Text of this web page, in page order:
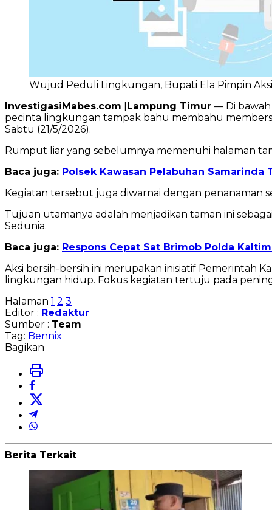
Wujud Peduli Lingkungan, Bupati Ela Pimpin
InvestigasiMabes.com
Lampung Timur — Di bawah
pecinta lingkungan tampak bahu membahu
Sabtu (21/5/2026).
Rumput liar yang sebelumnya memenuhi halaman
Baca juga: Polsek Kawasan Pelabuhan
Kegiatan tersebut juga diwarnai dengan penanaman
Tujuan utamanya adalah menjadikan taman ini
Sedunia.
Baca juga: Respons Cepat Sat Brimob Polda
Aksi bersih-bersih ini merupakan inisiatif Pemerintah
lingkungan hidup. Fokus kegiatan tertuju pada
Halaman 1 2 3
Editor : Redaktur
Sumber : Team
Tag: Bennix
Bagikan
Berita Terkait